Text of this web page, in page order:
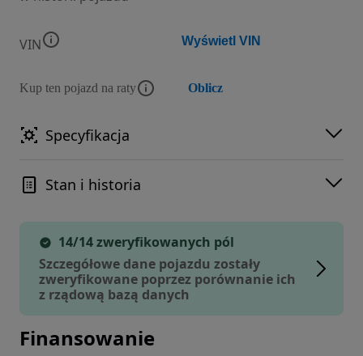
VIN Wyświetl VIN
Kup ten pojazd na raty Oblicz
Specyfikacja
Stan i historia
14/14 zweryfikowanych pól
Szczegółowe dane pojazdu zostały
zweryfikowane poprzez porównanie ich
z rządową bazą danych
Finansowanie